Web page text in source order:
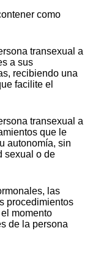
como
transexual a
a sus
recibiendo una
facilite el
transexual a
que le
autonomía, sin
sexual o de
las
procedimientos
momento
de la persona